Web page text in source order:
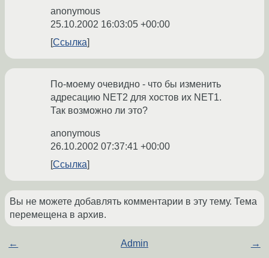
anonymous
25.10.2002 16:03:05 +00:00
Ссылка
По-моему очевидно - что бы изменить
адресацию NET2 для хостов их NET1.
Так возможно ли это?
anonymous
26.10.2002 07:37:41 +00:00
Ссылка
Вы не можете добавлять комментарии в эту тему. Тема
перемещена в архив.
← Admin →